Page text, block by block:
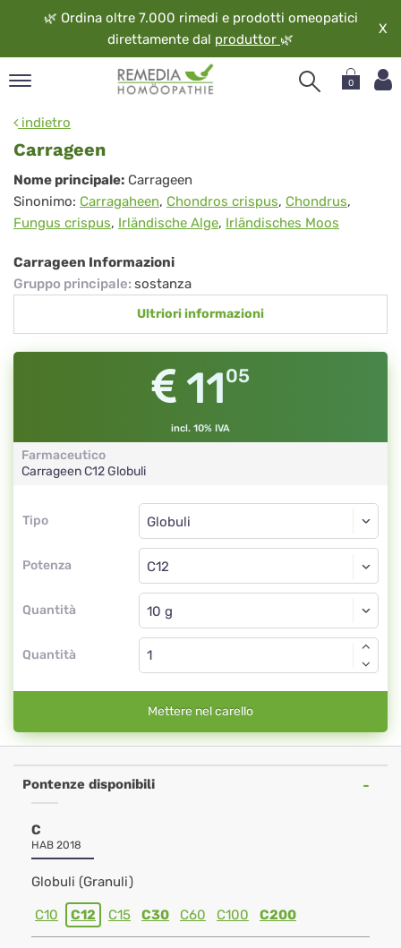
🌿 Ordina oltre 7.000 rimedi e prodotti omeopatici
direttamente dal produttor 🌿
X
0
indietro
Carrageen
Carrageen
Nome principale: Carrageen
Sinonimo: Carragaheen, Chondros crispus, Chondrus,
Fungus crispus, Irländische Alge, Irländisches Moos
Carrageen Informazioni
Gruppo principale: sostanza
Ultriori informazioni
1105
incl. 10% IVA
Farmaceutico
CarrageenC12Globuli
Tipo
Tipo
Potenza
Globuli
C12
Quantità
Globuli
Quantità
Mettere nel carello
Pontenze disponibili
C
HAB 2018
Globuli (Granuli)
C10 C12 C15 C30 C60 C100 C200